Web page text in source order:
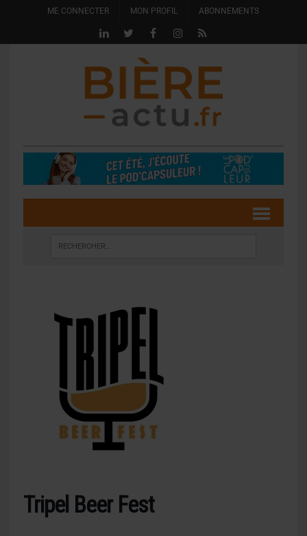
ME CONNECTER MON PROFIL ABONNEMENTS
Tripel Beer Fest